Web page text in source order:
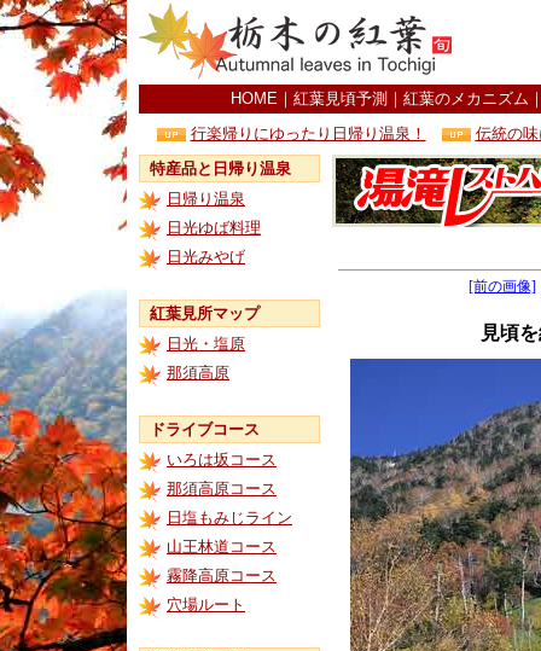
HOME ｜ 紅葉見頃予測 ｜ 紅葉のメカニズム
行楽帰りにゆったり日帰り温泉！
伝統の
特産品と日帰り温泉
日帰り温泉
日光ゆば料理
日光みやげ
紅葉見所マップ
日光・塩原
那須高原
ドライブコース
いろは坂コース
那須高原コース
日塩もみじライン
山王林道コース
霧降高原コース
穴場ルート
[前の画像]
見頃